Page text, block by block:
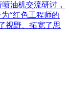
油机交流研讨，
“红色工程师的
视野、拓宽了思